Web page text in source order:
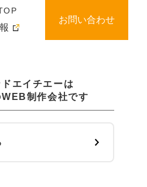
お問い合わせ
エイチエーは
制作会社です